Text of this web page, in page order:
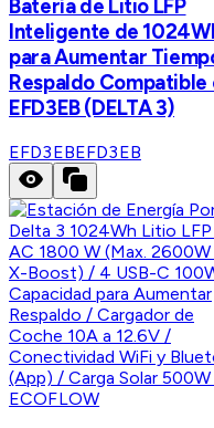
Batería de Litio LFP
Inteligente de
para Aumentar
Respaldo Compatible
EFD3EB (DELTA 3)
EFD3EBEFD3EB
ECOFLOW